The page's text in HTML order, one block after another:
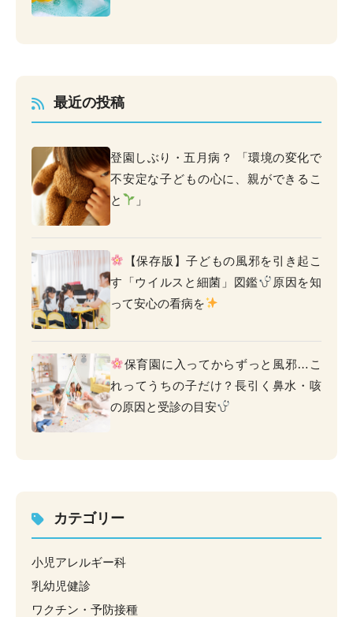
最近の投稿
登園しぶり・五月病？ 「環境の変化で
不安定な子どもの心に、親ができるこ
と
」
【保存版】子どもの風邪を引き起こ
す「ウイルスと細菌」図鑑
原因を知
って安心の看病を
保育園に入ってからずっと風邪…こ
れってうちの子だけ？長引く鼻水・咳
の原因と受診の目安
カテゴリー
小児アレルギー科
乳幼児健診
ワクチン・予防接種